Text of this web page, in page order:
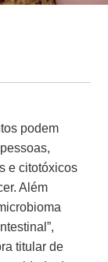
podem
e citotóxicos
Além
titular de